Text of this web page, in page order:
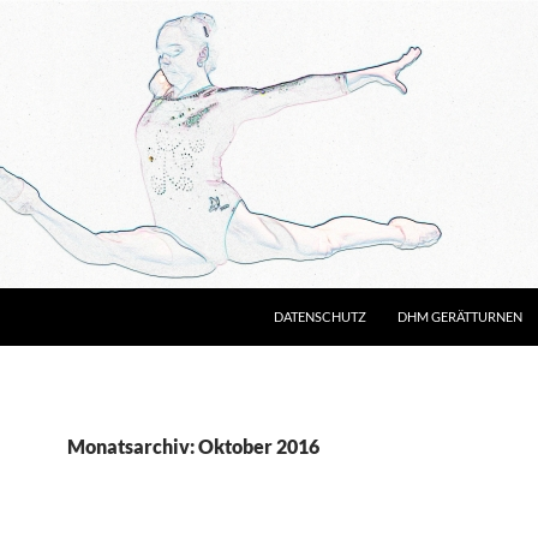
DATENSCHUTZ DHM GERÄTTURNEN
Monatsarchiv: Oktober 2016